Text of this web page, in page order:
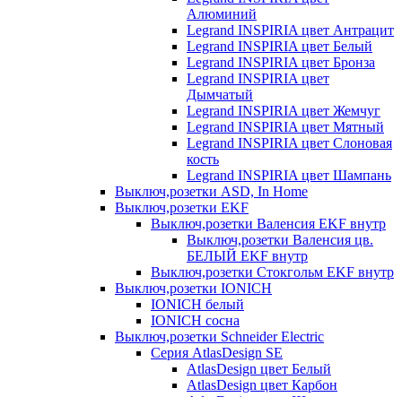
Алюминий
Legrand INSPIRIA цвет Антрацит
Legrand INSPIRIA цвет Белый
Legrand INSPIRIA цвет Бронза
Legrand INSPIRIA цвет
Дымчатый
Legrand INSPIRIA цвет Жемчуг
Legrand INSPIRIA цвет Мятный
Legrand INSPIRIA цвет Слоновая
кость
Legrand INSPIRIA цвет Шампань
Выключ,розетки ASD, In Home
Выключ,розетки EKF
Выключ,розетки Валенсия EKF внутр
Выключ,розетки Валенсия цв.
БЕЛЫЙ EKF внутр
Выключ,розетки Стокгольм EKF внутр
Выключ,розетки IONICH
IONICH белый
IONICH сосна
Выключ,розетки Schneider Electric
Серия AtlasDesign SE
AtlasDesign цвет Белый
AtlasDesign цвет Карбон